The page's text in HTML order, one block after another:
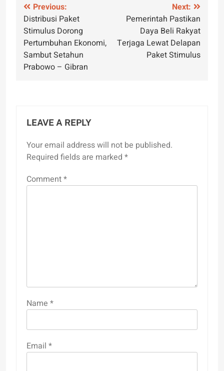
Post
navigation
Previous:
Distribusi Paket
Stimulus Dorong
Pertumbuhan Ekonomi,
Sambut Setahun
Prabowo – Gibran
Next:
Pemerintah Pastikan
Daya Beli Rakyat
Terjaga Lewat Delapan
Paket Stimulus
LEAVE A REPLY
Your email address will not be published.
Required fields are marked *
Comment*
Name *
Email *